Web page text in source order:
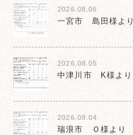
2026.08.06
一宮市 島田様より
2026.08.05
中津川市 K様より
2026.08.04
瑞浪市 Ｏ様より